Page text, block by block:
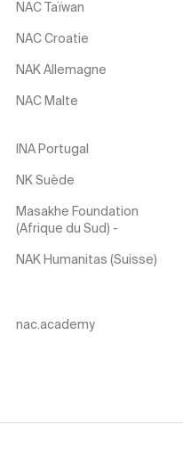
NAC Taïwan
NAC Croatie
NAK Allemagne
NAC Malte
INA Portugal
NK Suède
Masakhe Foundation
(Afrique du Sud) -
NAK Humanitas (Suisse)
nac.academy